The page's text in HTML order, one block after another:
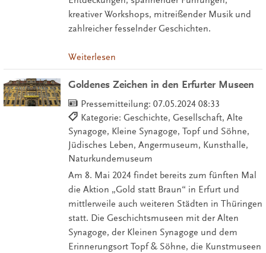
kreativer Workshops, mitreißender Musik und
zahlreicher fesselnder Geschichten.
Weiterlesen
Goldenes Zeichen in den Erfurter Museen
Pressemitteilung: 07.05.2024 08:33
Kategorie: Geschichte, Gesellschaft, Alte
Synagoge, Kleine Synagoge, Topf und Söhne,
Jüdisches Leben, Angermuseum, Kunsthalle,
Naturkundemuseum
Am 8. Mai 2024 findet bereits zum fünften Mal
die Aktion „Gold statt Braun“ in Erfurt und
mittlerweile auch weiteren Städten in Thüringen
statt. Die Geschichtsmuseen mit der Alten
Synagoge, der Kleinen Synagoge und dem
Erinnerungsort Topf & Söhne, die Kunstmuseen